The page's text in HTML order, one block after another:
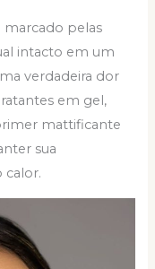
pelas
intacto em um
verdadeira dor
em gel,
mattificante
sua
calor.